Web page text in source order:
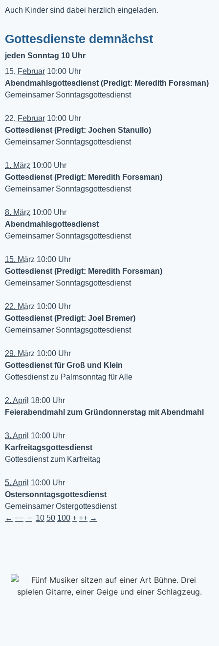
Auch Kinder sind dabei herzlich eingeladen.
Gottesdienste demnächst
jeden Sonntag 10 Uhr
15. Februar 10:00 Uhr
Abendmahlsgottesdienst (Predigt: Meredith Forssman)
Gemeinsamer Sonntagsgottesdienst
22. Februar 10:00 Uhr
Gottesdienst (Predigt: Jochen Stanullo)
Gemeinsamer Sonntagsgottesdienst
1. März 10:00 Uhr
Gottesdienst (Predigt: Meredith Forssman)
Gemeinsamer Sonntagsgottesdienst
8. März 10:00 Uhr
Abendmahlsgottesdienst
Gemeinsamer Sonntagsgottesdienst
15. März 10:00 Uhr
Gottesdienst (Predigt: Meredith Forssman)
Gemeinsamer Sonntagsgottesdienst
22. März 10:00 Uhr
Gottesdienst (Predigt: Joel Bremer)
Gemeinsamer Sonntagsgottesdienst
29. März 10:00 Uhr
Gottesdienst für Groß und Klein
Gottesdienst zu Palmsonntag für Alle
2. April 18:00 Uhr
Feierabendmahl zum Gründonnerstag mit Abendmahl
3. April 10:00 Uhr
Karfreitagsgottesdienst
Gottesdienst zum Karfreitag
5. April 10:00 Uhr
Ostersonntagsgottesdienst
Gemeinsamer Ostergottesdienst
← −− − 10 50 100 + ++ →